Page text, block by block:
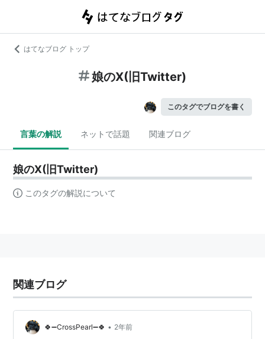
はてなブログ トップ
娘のX(旧Twitter)
このタグでブログを書く
言葉の解説 ネットで話題 関連ブログ
娘のX(旧Twitter)
このタグの解説について
関連ブログ
🍀➖CrossPearl➖🍀 • 2年前